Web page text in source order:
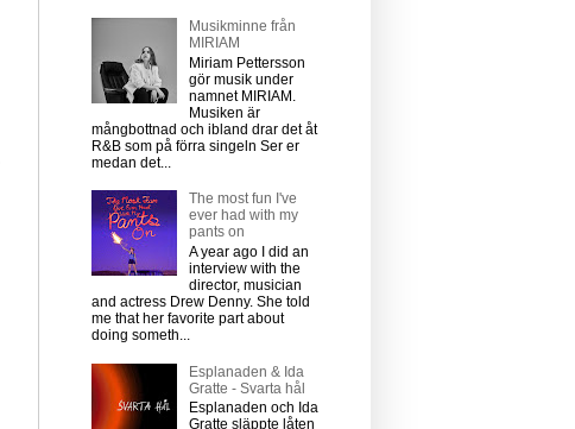
Musikminne från
MIRIAM
Miriam Pettersson
gör musik under
namnet MIRIAM.
Musiken är
mångbottnad och ibland drar det åt
R&B som på förra singeln Ser er
medan det...
The most fun I've
ever had with my
pants on
A year ago I did an
interview with the
director, musician
and actress Drew Denny. She told
me that her favorite part about
doing someth...
Esplanaden & Ida
Gratte - Svarta hål
Esplanaden och Ida
Gratte släppte låten